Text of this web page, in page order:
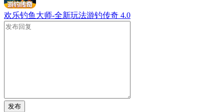
欢乐钓鱼大师-全新玩法游钓传奇 4.0
发布